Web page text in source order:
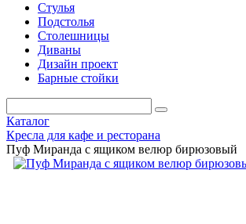
Стулья
Подстолья
Столешницы
Диваны
Дизайн проект
Барные стойки
Каталог
Кресла для кафе и ресторана
Пуф Миранда с ящиком велюр бирюзовый